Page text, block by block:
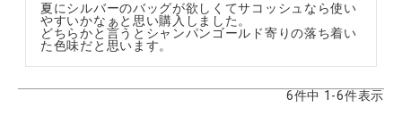
夏にシルバーのバッグが欲しくてサコッシュなら使い
やすいかなぁと思い購入しました。
どちらかと言うとシャンパンゴールド寄りの落ち着い
た色味だと思います。
6件中 1 -6件表示